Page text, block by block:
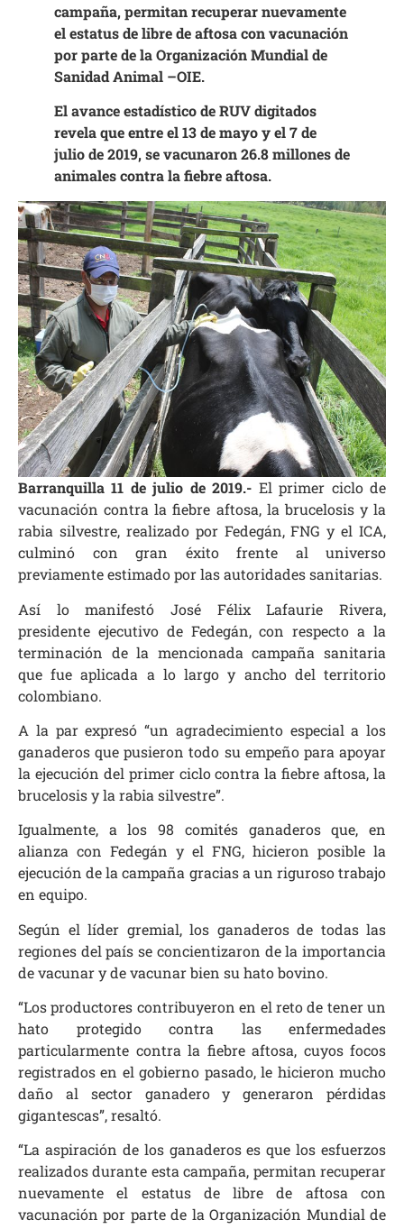
campaña, permitan recuperar nuevamente
el estatus de libre de aftosa con vacunación
por parte de la Organización Mundial de
Sanidad Animal –OIE.
El avance estadístico de RUV digitados
revela que entre el 13 de mayo y el 7 de
julio de 2019, se vacunaron 26.8 millones de
animales contra la fiebre aftosa.
Barranquilla 11 de julio de 2019.- El primer ciclo de
vacunación contra la fiebre aftosa, la brucelosis y la
rabia silvestre, realizado por Fedegán, FNG y el ICA,
culminó con gran éxito frente al universo
previamente estimado por las autoridades sanitarias.
Así lo manifestó José Félix Lafaurie Rivera,
presidente ejecutivo de Fedegán, con respecto a la
terminación de la mencionada campaña sanitaria
que fue aplicada a lo largo y ancho del territorio
colombiano.
A la par expresó “un agradecimiento especial a los
ganaderos que pusieron todo su empeño para apoyar
la ejecución del primer ciclo contra la fiebre aftosa, la
brucelosis y la rabia silvestre”.
Igualmente, a los 98 comités ganaderos que, en
alianza con Fedegán y el FNG, hicieron posible la
ejecución de la campaña gracias a un riguroso trabajo
en equipo.
Según el líder gremial, los ganaderos de todas las
regiones del país se concientizaron de la importancia
de vacunar y de vacunar bien su hato bovino.
“Los productores contribuyeron en el reto de tener un
hato protegido contra las enfermedades
particularmente contra la fiebre aftosa, cuyos focos
registrados en el gobierno pasado, le hicieron mucho
daño al sector ganadero y generaron pérdidas
gigantescas”, resaltó.
“La aspiración de los ganaderos es que los esfuerzos
realizados durante esta campaña, permitan recuperar
nuevamente el estatus de libre de aftosa con
vacunación por parte de la Organización Mundial de